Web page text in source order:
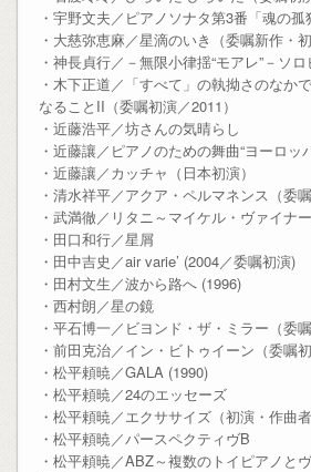
・宇野文夫／ピアノソナタ第3番「魂の
・大慈弥恵麻／星滴のいき（委嘱新作・初
・神長貞行／－無限小律揺“モアレ”－ソ
・木下正道／「すべて」の執拗さのなか
なることII（委嘱初演／2011）
・近藤浩平／坊さんの気晴らし
・近藤讓／ピアノのための舞曲“ヨーロッ
・近藤讓／カッチャ（日本初演）
・清水祥平／アクア・ペルマネンス（委嘱
・武満徹／リタニ～マイケル・ヴァイナ
・田口和行／星屑
・田中吉史／air varie’ (2004／委嘱初演)
・田村文生／波から路へ (1996)
・西村朗／星の鏡
・平石博一／ビヨンド・ザ・ミラー（委嘱
・前田克治／イン・ビトゥイーン（委嘱初
・松平頼暁／GALA (1990)
・松平頼暁／24のエッセーズ
・松平頼暁／エクササイズ（初演・作曲者
・松平頼暁／パースペクティヴB
・松平頼暁／ABZ～複数のトイピアノと